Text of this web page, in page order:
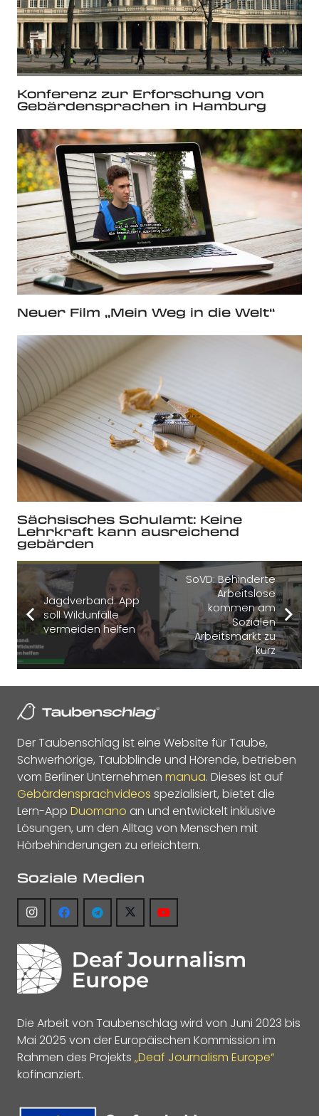
Konferenz zur Erforschung von
Gebärdensprachen in Hamburg
Neuer Film „Mein Weg in die Welt“
Sächsisches Schulamt: Keine
Lehrkraft kann ausreichend
gebärden
Jagdverband: App
soll Wildunfälle
vermeiden helfen
SoVD: Behinderte
Arbeitslose
kommen am
Sozialen
Arbeitsmarkt zu
kurz
Der Taubenschlag ist eine Website für Taube,
Schwerhörige, Taubblinde und Hörende, betrieben
vom Berliner Unternehmen manua. Dieses ist auf
Gebärdensprachvideos spezialisiert, bietet die
Lern-App Duomano an und entwickelt inklusive
Lösungen, um den Alltag von Menschen mit
Hörbehinderungen zu erleichtern.
Soziale Medien
Die Arbeit von Taubenschlag wird von Juni 2023 bis
Mai 2025 von der Europäischen Kommission im
Rahmen des Projekts „Deaf Journalism Europe“
kofinanziert.